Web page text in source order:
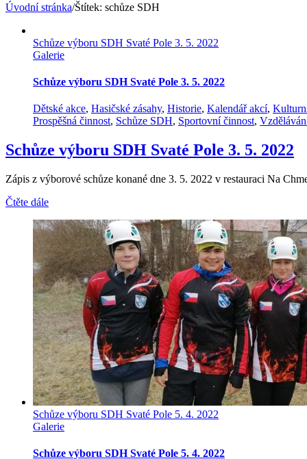
Úvodní stránka/Štítek: schůze SDH
Schůze výboru SDH Svaté Pole 3. 5. 2022
Galerie
Schůze výboru SDH Svaté Pole 3. 5. 2022
Dětské akce, Hasičské zásahy, Historie, Kalendář akcí,
Prospěšná činnost, Schůze SDH, Sportovní činnost,
Schůze výboru SDH Svaté Pole 3. 5. 2022
Zápis z výborové schůze konané dne 3. 5. 2022 v restauraci Na
Čtěte dále
Schůze výboru SDH Svaté Pole 5. 4. 2022
Galerie
Schůze výboru SDH Svaté Pole 5. 4. 2022